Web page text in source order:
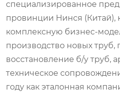
специализированное
провинции Нинся (Китай),
комплексную бизнес-
производство новых
восстановление б/у труб,
техническое
году как эталонная